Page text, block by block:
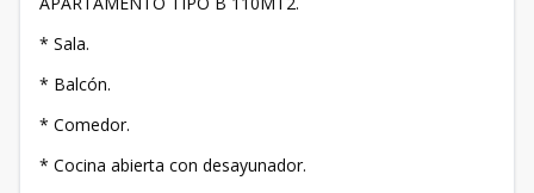
* Sala.
* Balcón.
* Comedor.
* Cocina abierta con desayunador.